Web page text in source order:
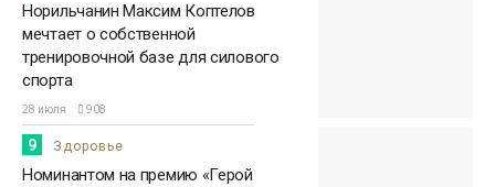
Норильчанин Максим Коптелов
мечтает о собственной
тренировочной базе для силового
спорта
28 июля 908
9 Здоровье
Номинантом на премию «Герой